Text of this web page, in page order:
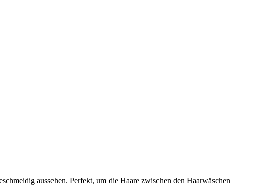
aussehen. Perfekt, um die Haare zwischen den Haarwäschen